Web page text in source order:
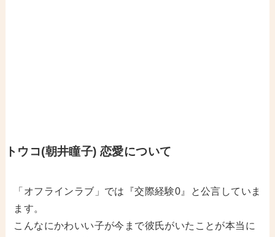
トウコ(朝井瞳子) 恋愛について
「オフラインラブ」では『交際経験0』と公言していま
ます。
こんなにかわいい子が今まで彼氏がいたことが本当に